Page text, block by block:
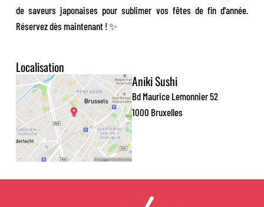
de saveurs japonaises pour sublimer vos fêtes de fin d'année.
Réservez dès maintenant ! ✨
Localisation
Aniki Sushi
Bd Maurice Lemonnier 52
1000 Bruxelles